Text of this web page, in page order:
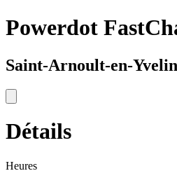
Powerdot
Saint-Arnoult-en-
Détails
Heures